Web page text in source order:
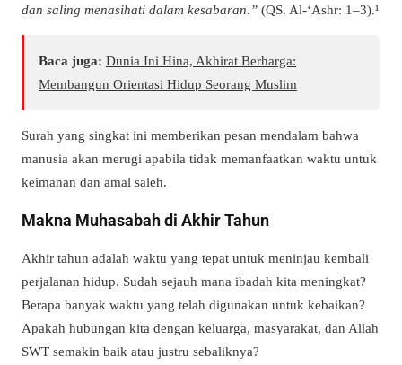
dan saling menasihati dalam kesabaran.” (QS. Al-‘Ashr: 1–3).¹
Baca juga: Dunia Ini Hina, Akhirat Berharga:
Membangun Orientasi Hidup Seorang Muslim
Surah yang singkat ini memberikan pesan mendalam bahwa
manusia akan merugi apabila tidak memanfaatkan waktu untuk
keimanan dan amal saleh.
Makna Muhasabah di Akhir Tahun
Akhir tahun adalah waktu yang tepat untuk meninjau kembali
perjalanan hidup. Sudah sejauh mana ibadah kita meningkat?
Berapa banyak waktu yang telah digunakan untuk kebaikan?
Apakah hubungan kita dengan keluarga, masyarakat, dan Allah
SWT semakin baik atau justru sebaliknya?